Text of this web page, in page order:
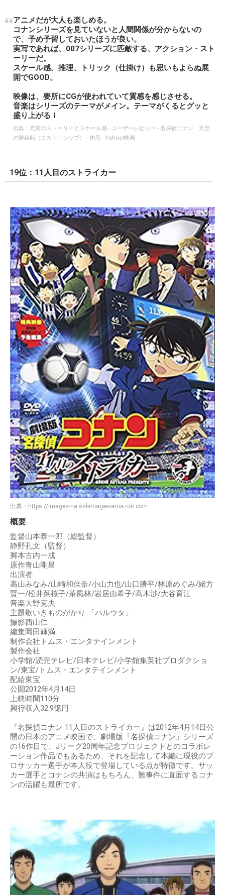
アニメだが大人も楽しめる。
コナンシリーズを見ていないと人間関係が分からないの
で、予め予習しておいたほうが良い。
実写であれば、007シリーズに匹敵する、アクション・スト
ーリーだ。
スケール感、推理、トリック（仕掛け）も思いもよらぬ展
開でGOOD。
映像は、要所にCGが使われていて質感を感じさせる。
音楽はシリーズのテーマがメイン。テーマがくるとグッと
盛り上がる！
出典： 充実のストーリーとスケール感 - ユーザーレビュー - 名探偵コナン 天空
の難破船（ロスト・シップ） - 作品 - Yahoo!映画
19位：11人目のストライカー
出典： https://images-na.ssl-images-amazon.com
概要
監督山本泰一郎（総監督）
静野孔文（監督）
脚本古内一成
原作青山剛昌
出演者
高山みなみ/山崎和佳奈/小山力也/山口勝平/林原めぐみ/緒方
賢一/松井菜桜子/茶風林/岩居由希子/高木渉/大谷育江
音楽大野克夫
主題歌いきものがかり 「ハルウタ」
撮影西山仁
編集岡田輝満
制作会社トムス・エンタテインメント
製作会社
小学館/読売テレビ/日本テレビ/小学館集英社プロダクショ
ン/東宝/トムス・エンタテインメント
配給東宝
公開2012年4月14日
上映時間110分
興行収入32.9億円
『名探偵コナン 11人目のストライカー』は2012年4月14日公
開の日本のアニメ映画で、劇場版『名探偵コナン』シリーズ
の16作目で、Jリーグ20周年記念プロジェクトとのコラボレ
ーション作品でもあるため、それを記念して本編に現役のプ
ロサッカー選手が本人役で登場している点が特徴です。サッ
カー選手とコナンの共演はもちろん、難事件に直面するコナ
ンの活躍も最所です。